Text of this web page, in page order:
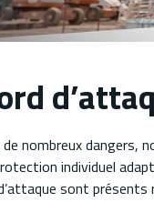
nombreux
individuel
sont présents